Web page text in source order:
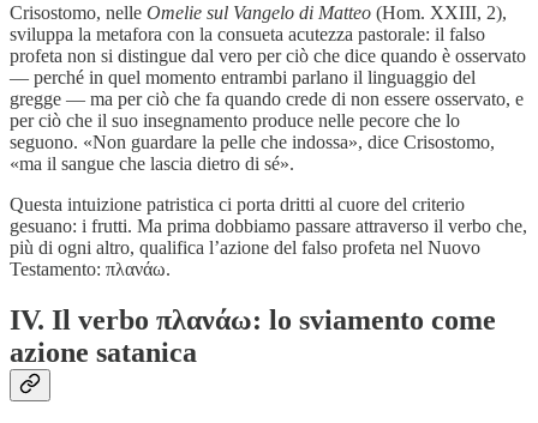
Crisostomo, nelle Omelie sul Vangelo di Matteo (Hom. XXIII, 2),
sviluppa la metafora con la consueta acutezza pastorale: il falso
profeta non si distingue dal vero per ciò che dice quando è osservato
— perché in quel momento entrambi parlano il linguaggio del
gregge — ma per ciò che fa quando crede di non essere osservato, e
per ciò che il suo insegnamento produce nelle pecore che lo
seguono. «Non guardare la pelle che indossa», dice Crisostomo,
«ma il sangue che lascia dietro di sé».
Questa intuizione patristica ci porta dritti al cuore del criterio
gesuano: i frutti. Ma prima dobbiamo passare attraverso il verbo che,
più di ogni altro, qualifica l’azione del falso profeta nel Nuovo
Testamento: πλανάω.
IV. Il verbo πλανάω: lo sviamento come
azione satanica